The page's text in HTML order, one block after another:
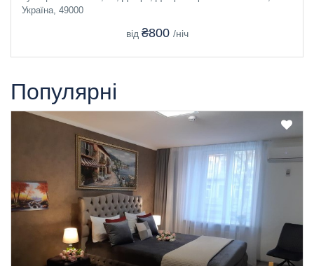
Україна, 49000
від ₴800 /ніч
Популярні